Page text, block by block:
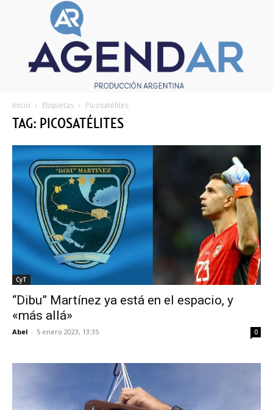
Inicio Etiquetas Picosatélites
TAG: PICOSATÉLITES
CyT
“Dibu” Martínez ya está en el espacio, y
«más allá»
Abel - 5 enero 2023, 13:35 0